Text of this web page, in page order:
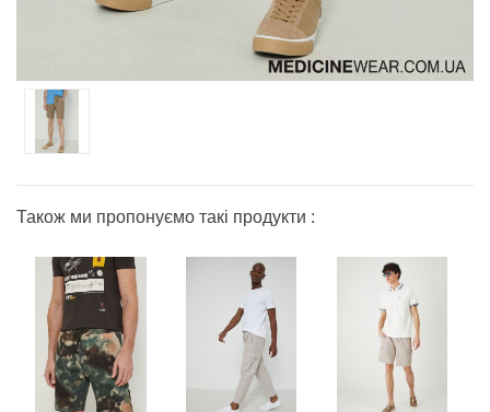
Також ми пропонуємо такі продукти :